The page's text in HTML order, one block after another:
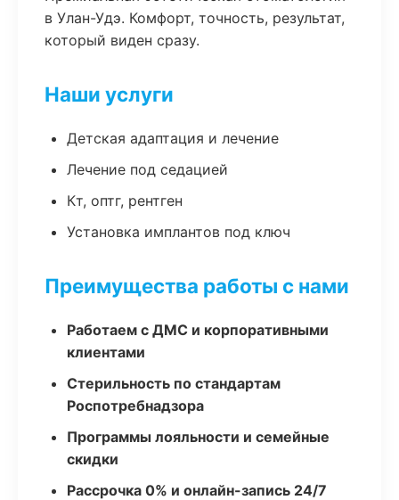
в Улан-Удэ. Комфорт, точность, результат,
который виден сразу.
Наши услуги
Детская адаптация и лечение
Лечение под седацией
Кт, оптг, рентген
Установка имплантов под ключ
Преимущества работы с нами
Работаем с ДМС и корпоративными
клиентами
Стерильность по стандартам
Роспотребнадзора
Программы лояльности и семейные
скидки
Рассрочка 0% и онлайн-запись 24/7